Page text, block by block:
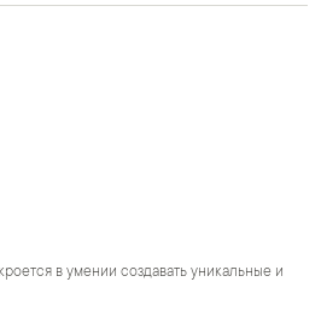
в умении создавать уникальные и